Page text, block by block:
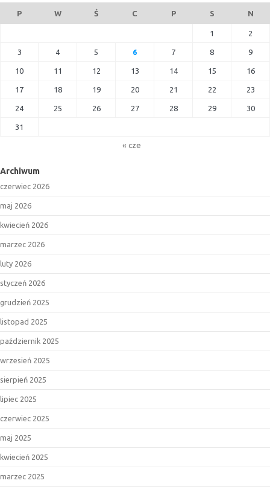
P W Ś C P S N
1 2
3 4 5 6 7 8 9
10 11 12 13 14 15 16
17 18 19 20 21 22 23
24 25 26 27 28 29 30
31
« cze
Archiwum
czerwiec 2026
maj 2026
kwiecień 2026
marzec 2026
luty 2026
styczeń 2026
grudzień 2025
listopad 2025
październik 2025
wrzesień 2025
sierpień 2025
lipiec 2025
czerwiec 2025
maj 2025
kwiecień 2025
marzec 2025